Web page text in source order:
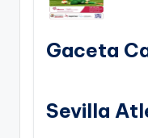
Gaceta
Sevilla